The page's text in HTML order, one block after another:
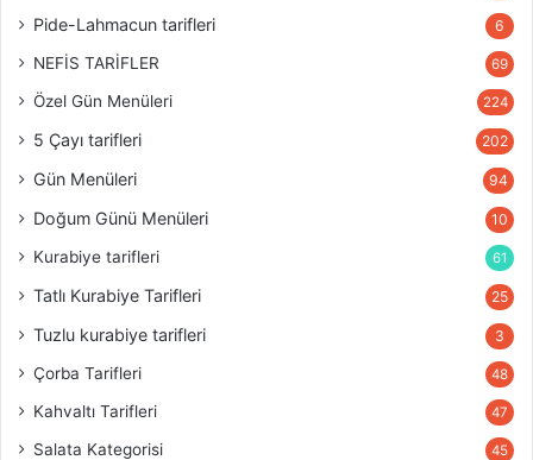
Pide-Lahmacun tarifleri 6
NEFİS TARİFLER 69
Özel Gün Menüleri 224
5 Çayı tarifleri 202
Gün Menüleri 94
Doğum Günü Menüleri 10
Kurabiye tarifleri 61
Tatlı Kurabiye Tarifleri 25
Tuzlu kurabiye tarifleri 3
Çorba Tarifleri 48
Kahvaltı Tarifleri 47
Salata Kategorisi 45